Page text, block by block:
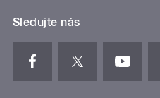
Sledujte nás